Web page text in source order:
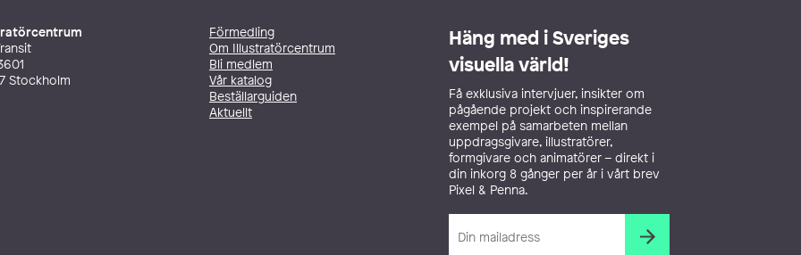
Stockholm
Förmedling
Om Illustratörcentrum
Bli medlem
Vår katalog
Beställarguiden
Aktuellt
Häng med i Sveriges
visuella värld!
Få exklusiva intervjuer, insikter om
pågående projekt och inspirerande
exempel på samarbeten mellan
uppdragsgivare, illustratörer,
formgivare och animatörer – direkt i
din inkorg 8 gånger per år i vårt brev
Pixel & Penna.